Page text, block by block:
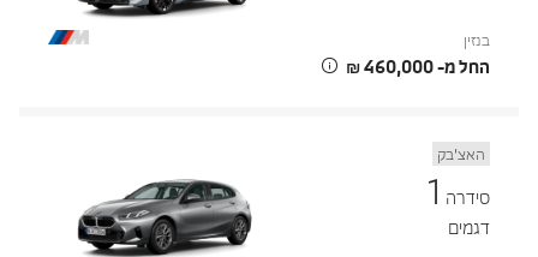
בנזין
החל מ- ‏460,000 ‏₪
האצ’בק
סידרה1
דגמים